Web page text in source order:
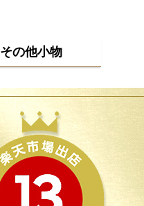
その他小物